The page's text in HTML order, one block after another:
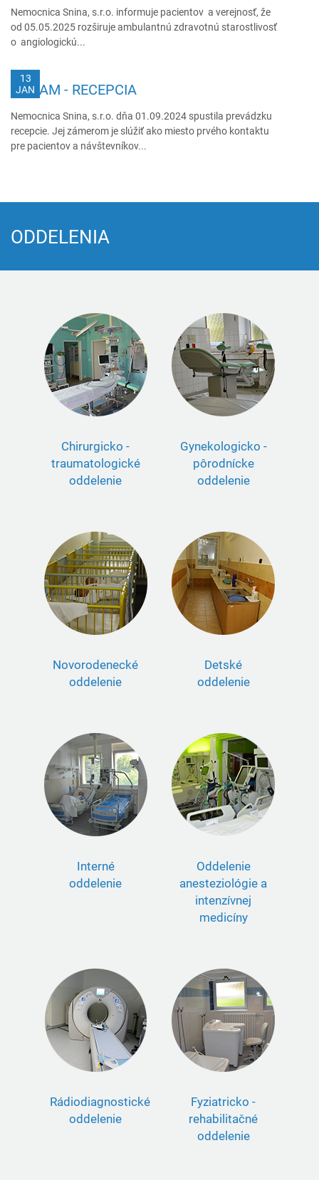
Nemocnica Snina, s.r.o. informuje pacientov a verejnosť, že
od 05.05.2025 rozširuje ambulantnú zdravotnú starostlivosť
o angiologickú...
13
JAN
OZNAM - RECEPCIA
Nemocnica Snina, s.r.o. dňa 01.09.2024 spustila prevádzku
recepcie. Jej zámerom je slúžiť ako miesto prvého kontaktu
pre pacientov a návštevníkov...
ODDELENIA
Chirurgicko -
traumatologické
oddelenie
Gynekologicko -
pôrodnícke
oddelenie
Novorodenecké
oddelenie
Detské
oddelenie
Interné
oddelenie
Oddelenie
anesteziológie a
intenzívnej
medicíny
Rádiodiagnostické
oddelenie
Fyziatricko -
rehabilitačné
oddelenie